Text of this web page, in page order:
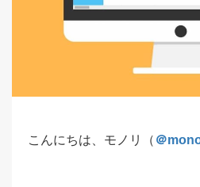
こんにちは、モノリ（ ＠